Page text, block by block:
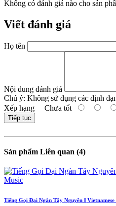
Không có đánh giá nào cho sản
Viết đánh giá
Họ tên
Nội dung đánh giá
Chú ý: Không sử dụng các định
Xếp hạng Chưa tốt
Tiếp tục
Sản phẩm Liên quan (4)
Tiếng Gọi Đại Ngàn Tây Nguyên ||